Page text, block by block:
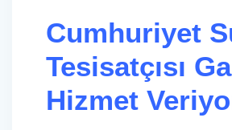
Cumhuriyet
Tesisatçısı
Hizmet